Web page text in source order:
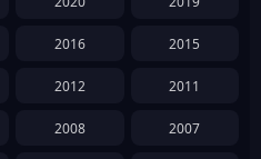
2016 2015
2012 2011
2008 2007